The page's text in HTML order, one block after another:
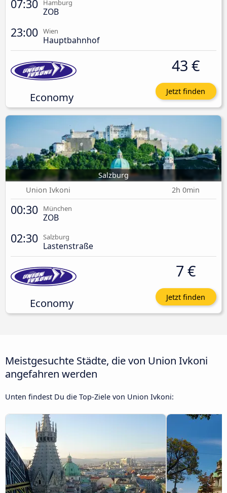
07:30 Hamburg
ZOB
23:00 Wien
Hauptbahnhof
Economy
43 €
Jetzt finden
Salzburg
Union Ivkoni
2h 0min
00:30 München
ZOB
02:30 Salzburg
Lastenstraße
Economy
7 €
Jetzt finden
Meistgesuchte Städte, die von Union Ivkoni
angefahren werden
Unten findest Du die Top-Ziele von Union Ivkoni: